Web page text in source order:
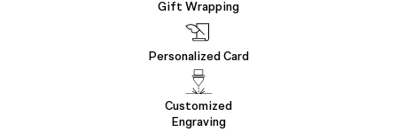
Gift Wrapping
Personalized Card
Customized
Engraving